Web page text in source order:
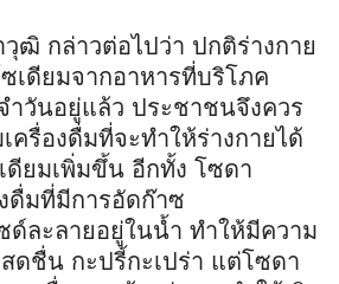
ฒิ กล่าวต่อไปว่า ปกติร่างกาย
เดียมจากอาหารที่บริโภค
ำวันอยู่แล้ว ประชาชนจึงควร
ครื่องดื่มที่จะทำให้ร่างกายได้
ดียมเพิ่มขึ้น อีกทั้ง โซดา
ดื่มที่มีการอัดก๊าซ
ด์ละลายอยู่ในน้ำ ทำให้มีความ
ดชื่น กะปรี้กะเปร่า แต่โซดา